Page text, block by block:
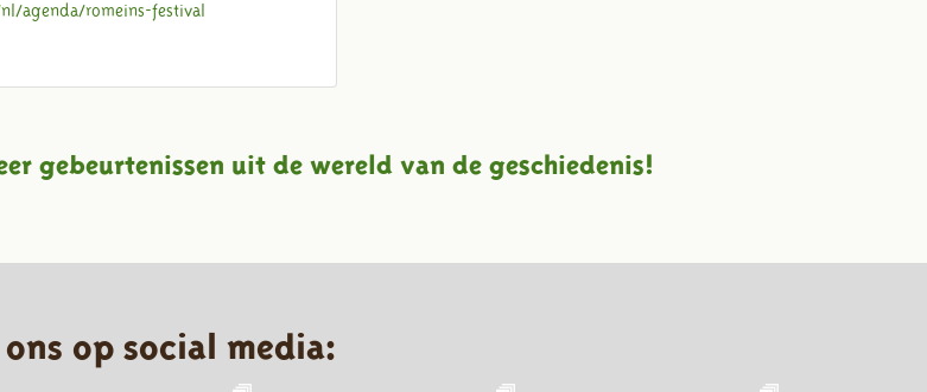
agenda/romeins-festival
gebeurtenissen uit de wereld van de geschiedenis!
op social media: